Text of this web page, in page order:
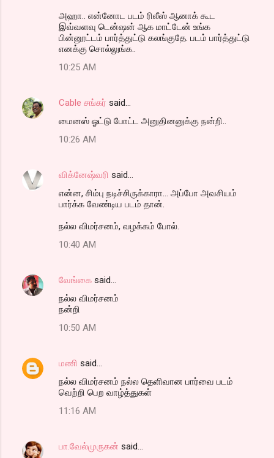
அஹா.. என்னோட படம் ரிலீஸ் ஆனாக் கூட
இவ்வளவு டென்ஷன் ஆக மாட்டேன் உங்க
பின்னூட்டம் பார்த்துட்டு கலங்குதே. படம் பார்த்துட்டு
எனக்கு சொல்லுங்க..
10:25 AM
Cable சங்கர் said…
மைனஸ் ஓட்டு போட்ட அனுதினனுக்கு நன்றி..
10:26 AM
விக்னேஷ்வரி said…
என்ன, சிம்பு நடிச்சிருக்காரா... அப்போ அவசியம்
பார்க்க வேண்டிய படம் தான்.
நல்ல விமர்சனம், வழக்கம் போல்.
10:40 AM
வேங்கை said…
நல்ல விமர்சனம்
நன்றி
10:50 AM
மணி said…
நல்ல விமர்சனம் நல்ல தெளிவான பார்வை படம்
வெற்றி பெற வாழ்த்துகள்
11:16 AM
பா.வேல்முருகன் said…